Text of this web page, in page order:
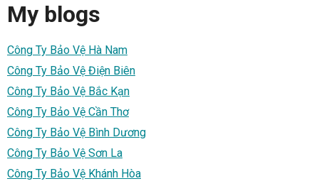
My blogs
Công Ty Bảo Vệ Hà Nam
Công Ty Bảo Vệ Điện Biên
Công Ty Bảo Vệ Bắc Kạn
Công Ty Bảo Vệ Cần Thơ
Công Ty Bảo Vệ Bình Dương
Công Ty Bảo Vệ Sơn La
Công Ty Bảo Vệ Khánh Hòa